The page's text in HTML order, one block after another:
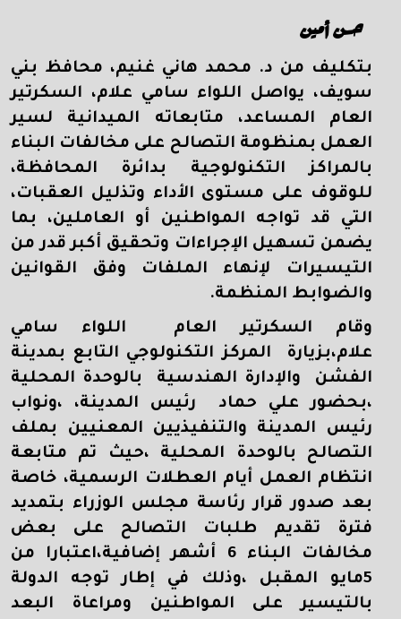
حسن أمين
بتكليف من د. محمد هاني غنيم، محافظ بني
سويف، يواصل اللواء سامي علام، السكرتير
العام المساعد، متابعاته الميدانية لسير
العمل بمنظومة التصالح على مخالفات البناء
بالمراكز التكنولوجية بدائرة المحافظة،
للوقوف على مستوى الأداء وتذليل العقبات،
التي قد تواجه المواطنين أو العاملين، بما
يضمن تسهيل الإجراءات وتحقيق أكبر قدر من
التيسيرات لإنهاء الملفات وفق القوانين
والضوابط المنظمة.
وقام السكرتير العام اللواء سامي
علام،بزيارة المركز التكنولوجي التابع بمدينة
الفشن والإدارة الهندسية بالوحدة المحلية
،بحضور علي حماد رئيس المدينة، ،ونواب
رئيس المدينة والتنفيذيين المعنيين بملف
التصالح بالوحدة المحلية ،حيث تم متابعة
انتظام العمل أيام العطلات الرسمية، خاصة
بعد صدور قرار رئاسة مجلس الوزراء بتمديد
فترة تقديم طلبات التصالح على بعض
مخالفات البناء 6 أشهر إضافية،اعتبارا من
5مايو المقبل ،وذلك في إطار توجه الدولة
بالتيسير على المواطنين ومراعاة البعد